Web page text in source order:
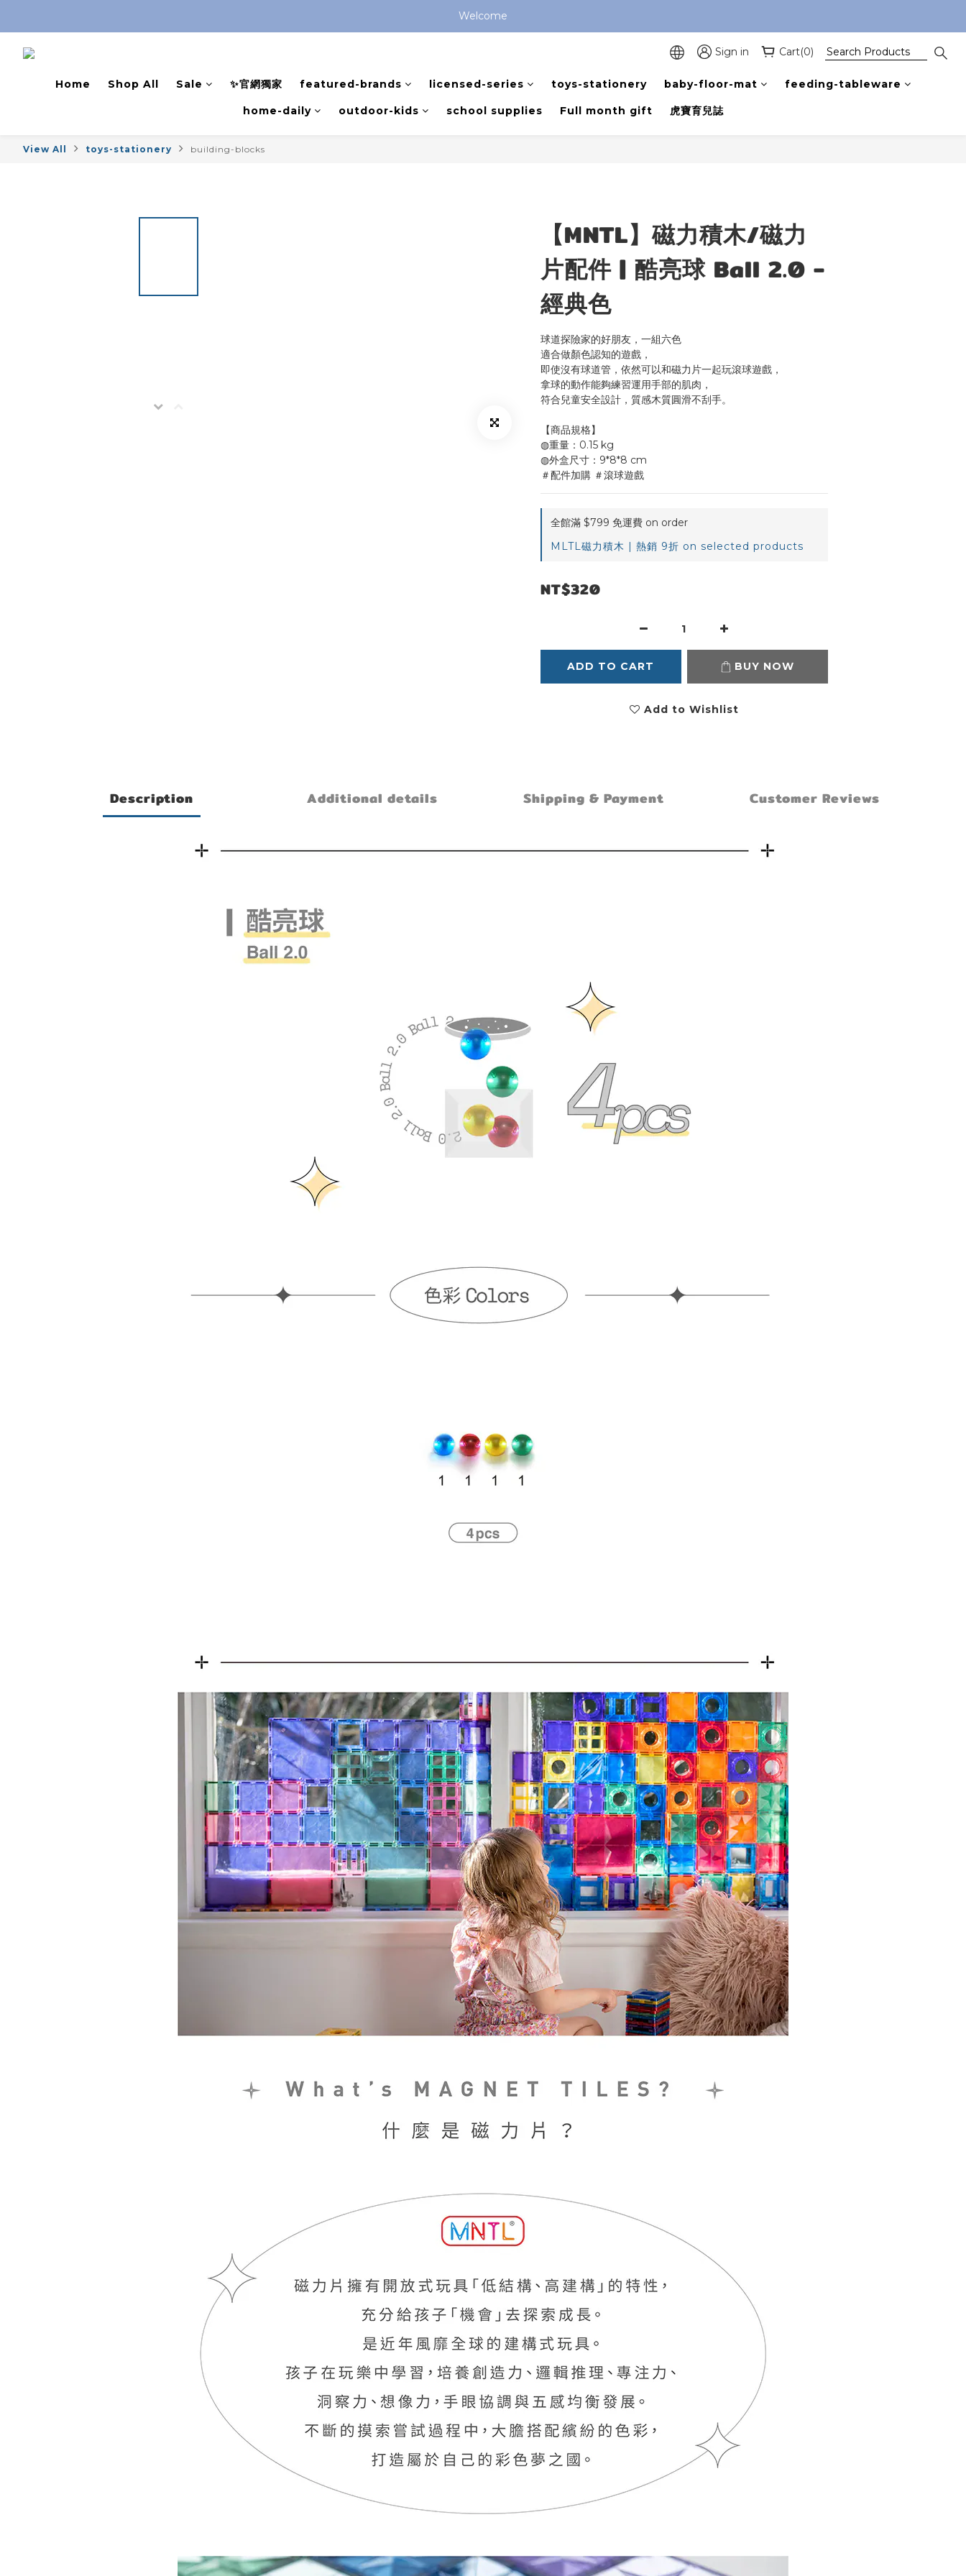
全館滿 $799 免運費 (僅提供台灣本島區域，外島地區請洽客服)
Welcome
Sign in Cart(0)
Home Shop All Sale ✨官網獨家 featured-brands licensed-series toys-stationery baby-floor-mat feeding-tableware
home-daily outdoor-kids school supplies Full month gift 虎寶育兒誌
View All toys-stationery building-blocks
【MNTL】磁力積木/磁力
片配件 | 酷亮球 Ball 2.0 -
經典色
球道探險家的好朋友，一組六色
適合做顏色認知的遊戲，
即使沒有球道管，依然可以和磁力片一起玩滾球遊戲，
拿球的動作能夠練習運用手部的肌肉，
符合兒童安全設計，質感木質圓滑不刮手。
【商品規格】
◍重量：0.15 kg
◍外盒尺寸：9*8*8 cm
＃配件加購 ＃滾球遊戲
全館滿 $799 免運費 on order
MLTL磁力積木 | 熱銷 9折 on selected products
NT$320
ADD TO CART BUY NOW
Add to Wishlist
Description Additional details Shipping & Payment Customer Reviews